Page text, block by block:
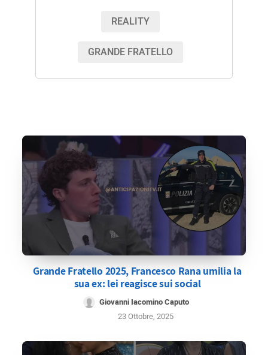
REALITY
GRANDE FRATELLO
Grande Fratello 2025, Francesco Rana umilia la
sua ex: lei reagisce sui social
Giovanni Iacomino Caputo
23 Ottobre, 2025